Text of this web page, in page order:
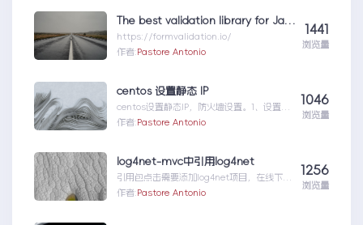
The best validation library for JavaScript – FormValidation
https://formvalidation.io/
作者:Pastore Antonio
1441
浏览量
centos 设置静态 IP
centos设置静态IP，防火墙设置。1、设置虚
拟机的网络适配器为NAT模式2、找到子网掩
作者:Pastore Antonio
1046
浏览量
log4net-mvc中引用log4net
引用包点击需要添加log4net项目，在线下载
安装包，如下：在管理器中输入log4net下载
作者:Pastore Antonio
1256
浏览量